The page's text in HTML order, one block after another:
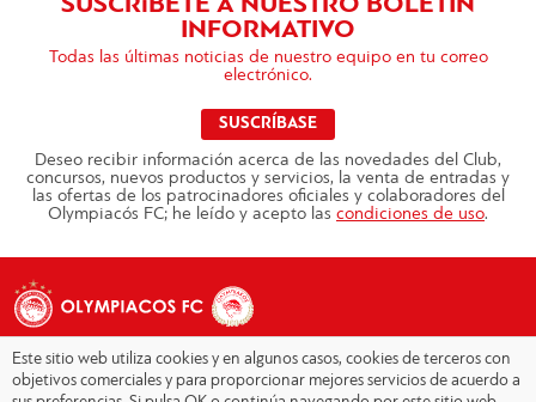
INFORMATIVO
Todas las últimas noticias de nuestro equipo en tu correo
electrónico.
SUSCRÍBASE
Deseo recibir información acerca de las novedades del Club,
concursos, nuevos productos y servicios, la venta de entradas y
las ofertas de los patrocinadores oficiales y colaboradores del
Olympiacós FC; he leído y acepto las condiciones de uso.
Este sitio web utiliza cookies y en algunos casos, cookies de terceros con
objetivos comerciales y para proporcionar mejores servicios de acuerdo a